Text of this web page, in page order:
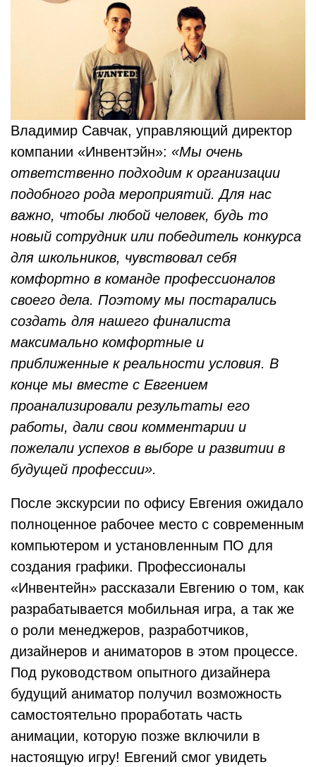
Владимир Савчак, управляющий директор
компании «Инвентэйн»: «Мы очень
ответственно подходим к организации
подобного рода мероприятий. Для нас
важно, чтобы любой человек, будь то
новый сотрудник или победитель конкурса
для школьников, чувствовал себя
комфортно в команде профессионалов
своего дела. Поэтому мы постарались
создать для нашего финалиста
максимально комфортные и
приближенные к реальности условия. В
конце мы вместе с Евгением
проанализировали результаты его
работы, дали свои комментарии и
пожелали успехов в выборе и развитии в
будущей профессии».
После экскурсии по офису Евгения ожидало
полноценное рабочее место с современным
компьютером и установленным ПО для
создания графики. Профессионалы
«Инвентейн» рассказали Евгению о том, как
разрабатывается мобильная игра, а так же
о роли менеджеров, разработчиков,
дизайнеров и аниматоров в этом процессе.
Под руководством опытного дизайнера
будущий аниматор получил возможность
самостоятельно проработать часть
анимации, которую позже включили в
настоящую игру! Евгений смог увидеть